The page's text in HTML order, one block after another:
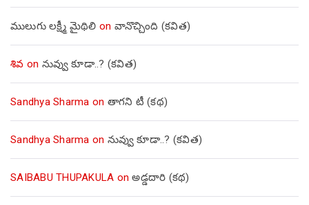
ములుగు లక్ష్మీ మైథిలి on వానొచ్చింది (కవిత)
శివ on నువ్వు కూడా..? (కవిత)
Sandhya Sharma on తాగని టీ (కథ)
Sandhya Sharma on నువ్వు కూడా..? (కవిత)
SAIBABU THUPAKULA onఅడ్డదారి (కథ)